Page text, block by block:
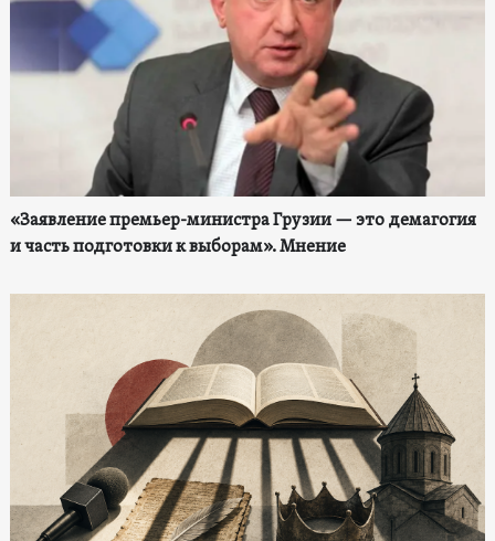
«Заявление премьер-министра Грузии — это демагогия
и часть подготовки к выборам». Мнение